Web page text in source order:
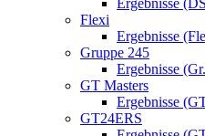
Ergebnisse
Flexi
Ergebnisse
Gruppe 245
Ergebnisse
GT Masters
Ergebnisse
GT24ERS